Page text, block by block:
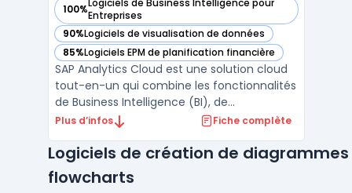
100%Logiciels de Business Intelligence pour
Entreprises
— voir SAP Analytics Cloud dans cette catégorie
90%Logiciels de visualisation de données
— voir SAP Analytics Cloud dans cette catégorie
85%Logiciels EPM de planification financière
— voir SAP Analytics Cloud dans cette catégorie
SAP Analytics Cloud est une solution cloud
tout-en-un qui combine les fonctionnalités
de Business Intelligence (BI), de
planification intégrée, et d’analytique
centralisée des données, cet outil permet
aux entreprises d’optimiser leurs processus
de décision e ...
Plus d’infos Fiche complète
Logiciels de création de
flowcharts